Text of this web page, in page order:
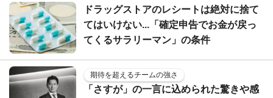
ドラッグストアのレシートは絶対に捨て
てはいけない...「確定申告でお金が戻っ
てくるサラリーマン」の条件
期待を超えるチームの強さ
「さすが」の一言に込められた驚きや感